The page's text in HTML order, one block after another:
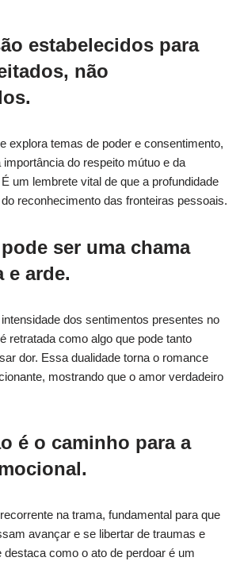
estabelecidos para
não
explora temas de poder e consentimento,
do respeito mútuo e da
um lembrete vital de que a profundidade
reconhecimento das fronteiras pessoais.
ser uma chama
e arde.
dos sentimentos presentes no
retratada como algo que pode tanto
dor. Essa dualidade torna o romance
mostrando que o amor verdadeiro
é o caminho para a
na trama, fundamental para que
avançar e se libertar de traumas e
como o ato de perdoar é um